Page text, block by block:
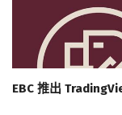
EBC 推出